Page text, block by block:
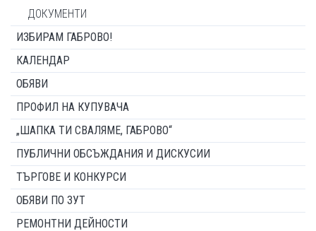
ДОКУМЕНТИ
ИЗБИРАМ ГАБРОВО!
КАЛЕНДАР
ОБЯВИ
ПРОФИЛ НА КУПУВАЧА
„ШАПКА ТИ СВАЛЯМЕ, ГАБРОВО“
ПУБЛИЧНИ ОБСЪЖДАНИЯ И ДИСКУСИИ
ТЪРГОВЕ И КОНКУРСИ
ОБЯВИ ПО ЗУТ
РЕМОНТНИ ДЕЙНОСТИ